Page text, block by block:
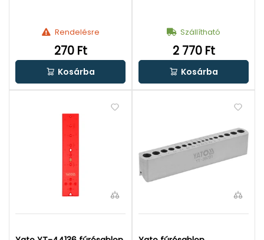
Rendelésre
270 Ft
Kosárba
Szállítható
2 770 Ft
Kosárba